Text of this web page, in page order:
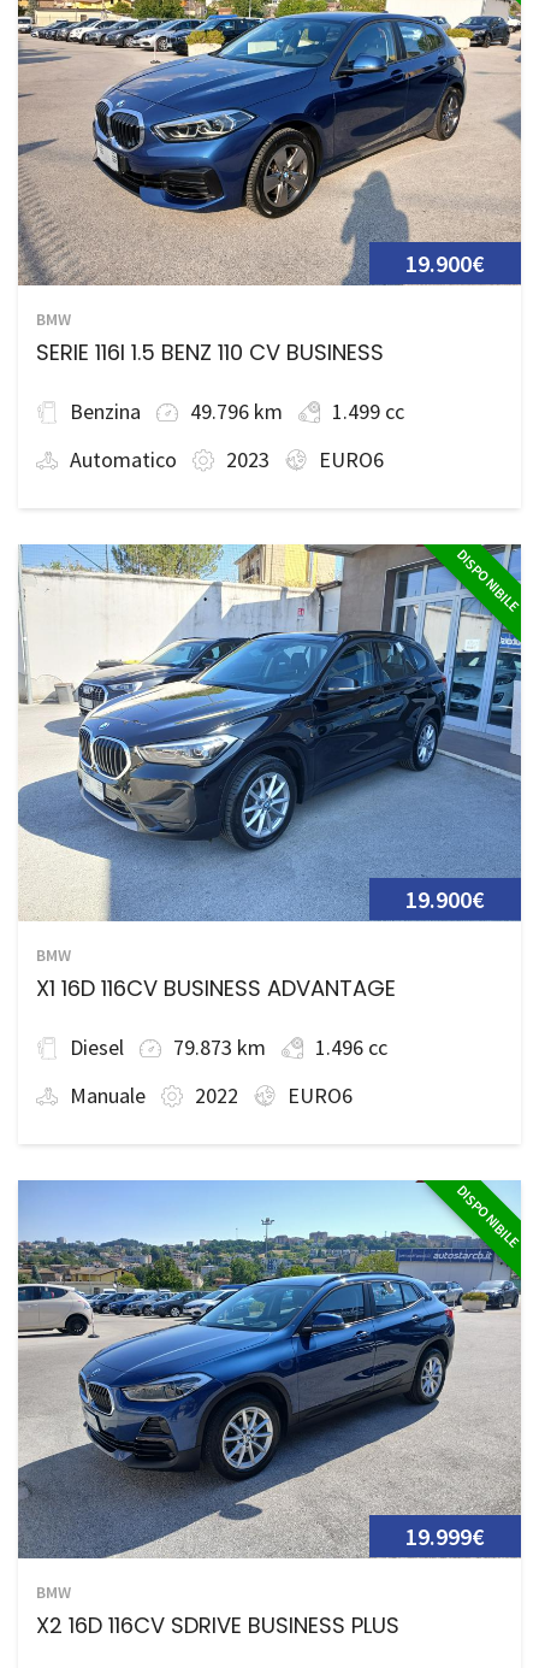
19.900€
BMW
SERIE 116I 1.5 BENZ 110 CV BUSINESS
Benzina 49.796 km
1.499 cc
Automatico
2023 EURO6
DISPONIBILE
19.900€
BMW
X1 16D 116CV BUSINESS ADVANTAGE
Diesel 79.873 km
1.496 cc
Manuale
2022 EURO6
DISPONIBILE
19.999€
BMW
X2 16D 116CV SDRIVE BUSINESS PLUS